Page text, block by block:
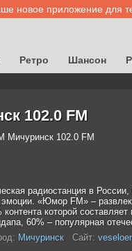
новое приложение для
Ретро Шансон
102.0 FM
Мичуринск 102.0 FM
радиостанция в России,
«Юмор FM» –
которой составляет
60% – популярная
Мичуринск Сайт: